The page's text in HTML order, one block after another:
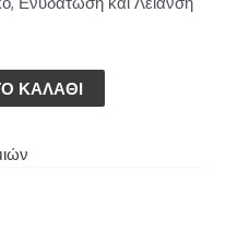
ΚΑΛΆΘΙ